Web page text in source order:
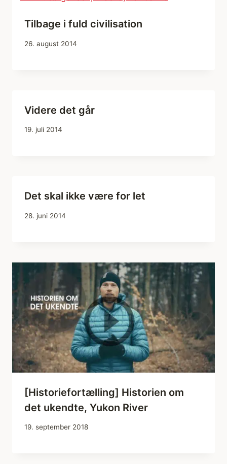
Tilbage i fuld civilisation
26. august 2014
Videre det går
19. juli 2014
Det skal ikke være for let
28. juni 2014
[Historiefortælling] Historien om
det ukendte, Yukon River
19. september 2018